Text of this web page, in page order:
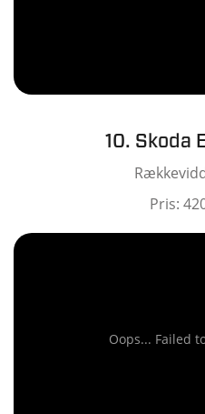
10. Skoda
Pris:
Oops... Failed